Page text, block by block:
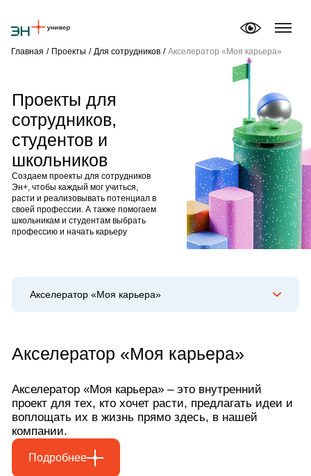
Об Эн+ Универе
Обучение и услуги
Проекты
Новости
Главная / Проекты / Для сотрудников / Акселератор «Моя карьера»
Проекты для
сотрудников,
студентов и
школьников
Создаем проекты для сотрудников
Эн+, чтобы каждый мог учиться,
расти и реализовывать потенциал в
своей профессии. А также помогаем
школьникам и студентам выбрать
профессию и начать карьеру
Акселератор «Моя карьера»
Акселератор «Моя карьера»
Акселератор «Моя карьера» – это внутренний
проект для тех, кто хочет расти, предлагать идеи и
воплощать их в жизнь прямо здесь, в нашей
компании.
Подробнее